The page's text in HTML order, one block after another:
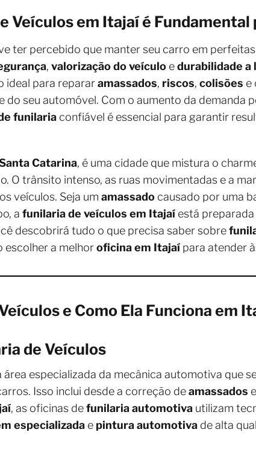
Veículos em Itajaí é Fundamental
ter percebido que manter seu carro em
, valorização do veículo edurabilidade a
ideal para repararamassados, riscos, colisões e
do seu automóvel. Com o aumento da demanda
funilaria confiável é essencial para garantir
Catarina, é uma cidade que mistura o
O trânsito intenso, as ruas movimentadas e a
veículos. Seja um amassado causado por uma
a funilaria de veículos em Itajaí está
descobrirá tudo o que precisa saber sobre
a melhoroficina em Itajaí para atender
e Como Ela Funciona em
de Veículos
área especializada da mecânica automotiva que
Isso inclui desde a correção deamassados e
, as oficinas defunilaria automotiva utilizam
especializada e pintura automotiva de alta